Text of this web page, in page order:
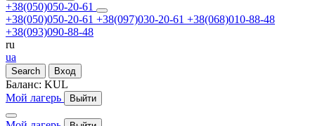
+38(050)050-20-61
+38(050)050-20-61 +38(097)030-20-61 +38(068)010-88-48
+38(093)090-88-48
ru
ua
Search Вход
Баланс: KUL
Мой лагерь
Выйти